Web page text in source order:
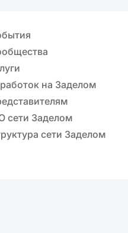
на Заделом
сети Заделом
сети Заделом